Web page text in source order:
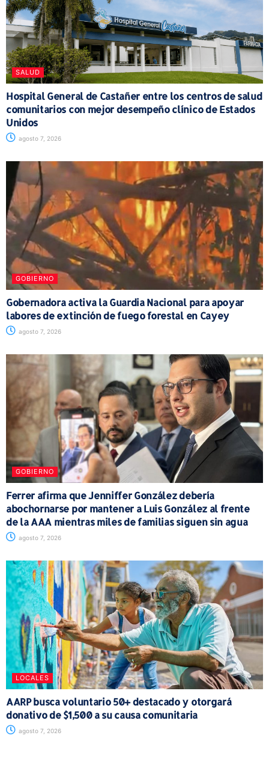
SALUD
Hospital General de Castañer entre los centros de salud
comunitarios con mejor desempeño clínico de Estados
Unidos
agosto 7, 2026
GOBIERNO
Gobernadora activa la Guardia Nacional para apoyar
labores de extinción de fuego forestal en Cayey
agosto 7, 2026
GOBIERNO
Ferrer afirma que Jenniffer González debería
abochornarse por mantener a Luis González al frente
de la AAA mientras miles de familias siguen sin agua
agosto 7, 2026
LOCALES
AARP busca voluntario 50+ destacado y otorgará
donativo de $1,500 a su causa comunitaria
agosto 7, 2026